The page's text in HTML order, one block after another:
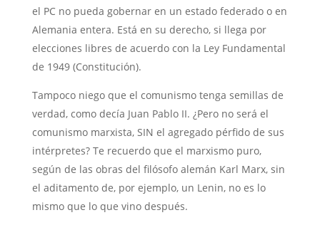
el PC no pueda gobernar en un estado federado o en
Alemania entera. Está en su derecho, si llega por
elecciones libres de acuerdo con la Ley Fundamental
de 1949 (Constitución).
Tampoco niego que el comunismo tenga semillas de
verdad, como decía Juan Pablo II. ¿Pero no será el
comunismo marxista, SIN el agregado pérfido de sus
intérpretes? Te recuerdo que el marxismo puro,
según de las obras del filósofo alemán Karl Marx, sin
el aditamento de, por ejemplo, un Lenin, no es lo
mismo que lo que vino después.